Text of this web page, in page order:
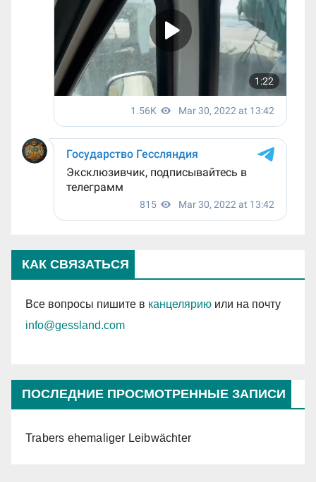
КАК СВЯЗАТЬСЯ
Все вопросы пишите в канцелярию или на почту
info@gessland.com
ПОСЛЕДНИЕ ПРОСМОТРЕННЫЕ ЗАПИСИ
Trabers ehemaliger Leibwächter